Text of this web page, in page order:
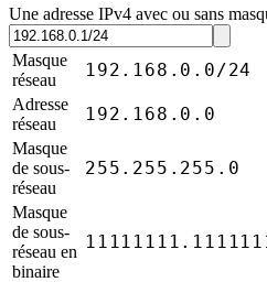
Une adresse IPv4 avec ou sans
Masque
réseau
192.168.0.0/24
Adresse
réseau
192.168.0.0
Masque
de sous-
réseau
255.255.255.0
Masque
de sous-
réseau en
binaire